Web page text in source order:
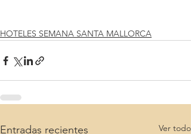
HOTELES SEMANA SANTA MALLORCA
Entradas recientes Ver todo